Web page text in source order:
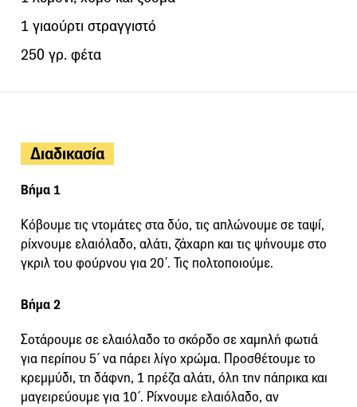
1 γιαούρτι στραγγιστό
250 γρ. φέτα
Διαδικασία
Βήμα 1
Κόβουμε τις ντομάτες στα δύο, τις απλώνουμε σε ταψί,
ρίχνουμε ελαιόλαδο, αλάτι, ζάχαρη και τις ψήνουμε στο
γκριλ του φούρνου για 20΄. Τις πολτοποιούμε.
Βήμα 2
Σοτάρουμε σε ελαιόλαδο το σκόρδο σε χαμηλή φωτιά
για περίπου 5΄ να πάρει λίγο χρώμα. Προσθέτουμε το
κρεμμύδι, τη δάφνη, 1 πρέζα αλάτι, όλη την πάπρικα και
μαγειρεύουμε για 10΄. Ρίχνουμε ελαιόλαδο, αν